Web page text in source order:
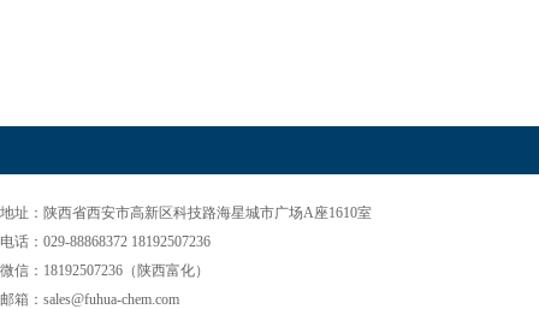
地址：陕西省西安市高新区科技路海星城市广场A座1610室
电话：029-88868372 18192507236
微信：18192507236（陕西富化）
邮箱：sales@fuhua-chem.com